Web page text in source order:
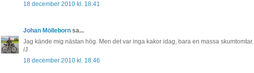
18 december 2010 kl. 18:41
Johan Mölleborn sa...
Jag kände mig nästan hög. Men det var inga kakor idag, bara en massa skumtomtar.
/J
18 december 2010 kl. 18:46